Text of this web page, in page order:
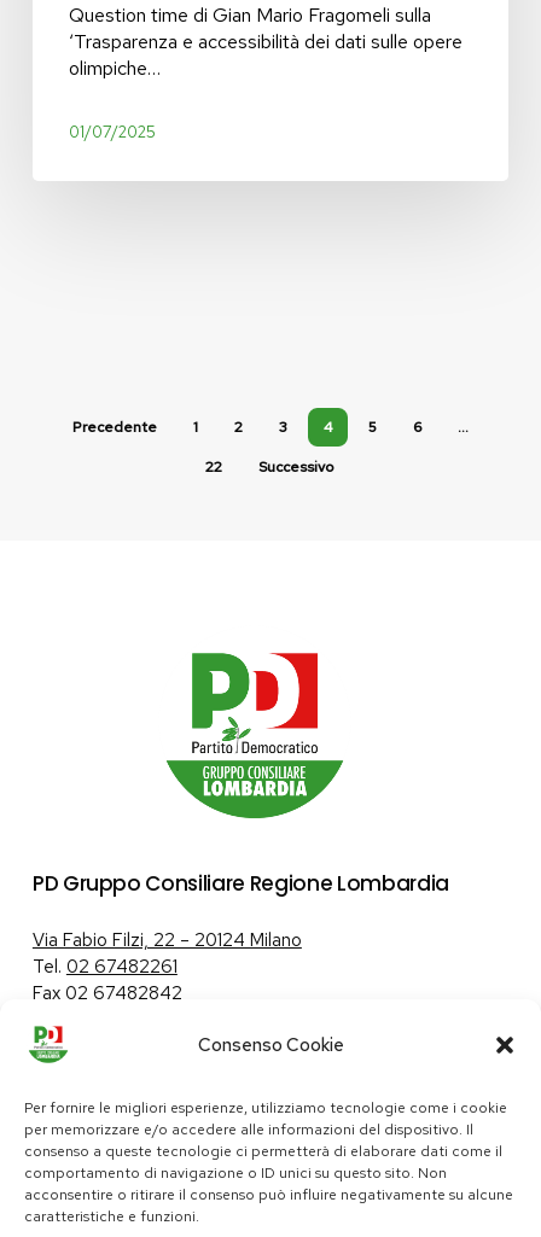
Consenso Cookie
Per fornire le migliori esperienze, utilizziamo tecnologie come i cookie
per memorizzare e/o accedere alle informazioni del dispositivo. Il
consenso a queste tecnologie ci permetterà di elaborare dati come il
comportamento di navigazione o ID unici su questo sito. Non
acconsentire o ritirare il consenso può influire negativamente su alcune
caratteristiche e funzioni.
giunta
lombarda
Question time di Gian Mario Fragomeli sulla
‘Trasparenza e accessibilità dei dati sulle opere
olimpiche…
01/07/2025
Precedente 1 2 3 4 5 6 …
22 Successivo
PD Gruppo Consiliare Regione Lombardia
Via Fabio Filzi, 22 – 20124 Milano
Tel. 02 67482261
Fax 02 67482842
Tutela dei dati personali|Politica sui cookie
pd@consiglio.regione.lombardia.it
ufficiostampa.pd@consiglio.regione.lombardia.it